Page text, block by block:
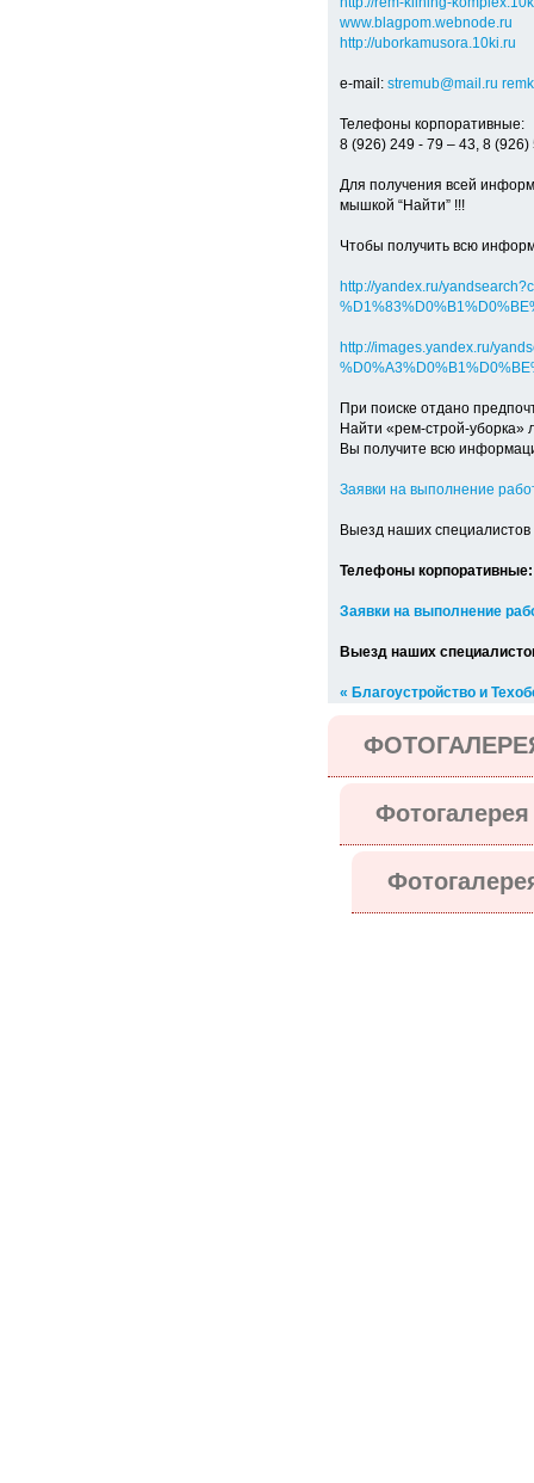
www.blagpom.webnode.ru
http://uborkamusora.10ki.ru
e-mail: stremub@mail.ru
Телефоны корпоративные:
8 (926) 249 - 79 – 43, 8 (926)
Для получения всей
мышкой “Найти” !!!
Чтобы получить всю
http://yandex.ru/
http://images.yandex.ru/
При поиске отдано
Найти «рем-строй-уборка»
Вы получите всю
Заявки на выполнение
Выезд наших
Телефоны
Заявки на выполнение
Выезд наших
« Благоустройство и